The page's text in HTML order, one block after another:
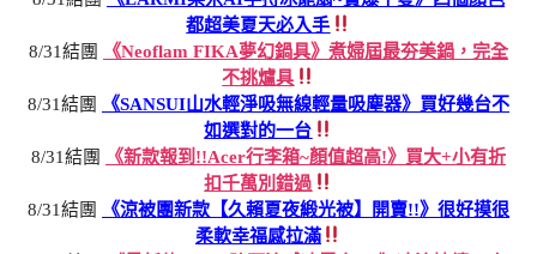
都超美夏天必入手
8/31結團
《Neoflam FIKA夢幻鍋具》煮婦屆最夯美鍋，完全
不挑爐具
8/31結團
《SANSUI山水輕淨吸無線輕量吸塵器》買好幾台不
如選對的一台
8/31結團
《新款報到!!Acer行李箱~顏值超高!》買大+小有折
扣千萬別錯過
8/31結團
《涼被團新款【久賴夏夜緞光被】開賣!!》很好摸很
柔軟幸福感拉滿